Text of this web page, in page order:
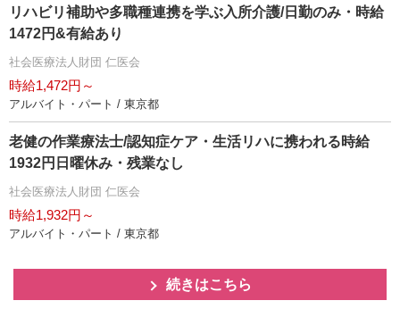
リハビリ補助や多職種連携を学ぶ入所介護/日勤のみ・時給
1472円&有給あり
社会医療法人財団 仁医会
時給1,472円～
アルバイト・パート / 東京都
老健の作業療法士/認知症ケア・生活リハに携われる時給
1932円日曜休み・残業なし
社会医療法人財団 仁医会
時給1,932円～
アルバイト・パート / 東京都
続きはこちら